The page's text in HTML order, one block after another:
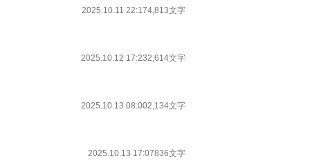
2025.10.11 22:174,813文字
2025.10.12 17:232,614文字
2025.10.13 08:002,134文字
2025.10.13 17:07836文字